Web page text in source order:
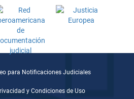
para Notificaciones Judiciales
y Condiciones de Uso